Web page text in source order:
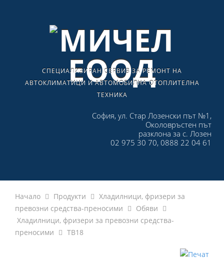
СПЕЦИАЛИЗИРАН СЕРВИЗ ЗА РЕМОНТ НА
АВТОКЛИМАТИЦИ И АВТОМОБИЛНА ОТОПЛИТЕЛНА
ТЕХНИКА
София, ул. Стар Лозенски път №1,
Околовръстен път
разклона за с. Лозен
02 975 30 70, 0888 22 04 61
Начало Продукти
Хладилници, фризери за
превозни средства-преносими
Обяви
Хладилници, фризери за превозни средства-
преносими
TB18